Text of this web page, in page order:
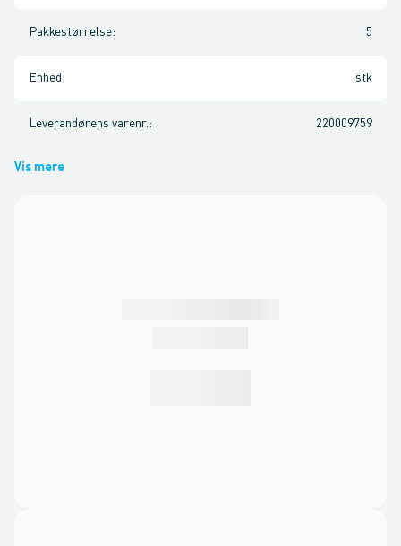
Pakkestørrelse: 5
Enhed : stk
Leverandørens varenr. : 220009759
Vis mere